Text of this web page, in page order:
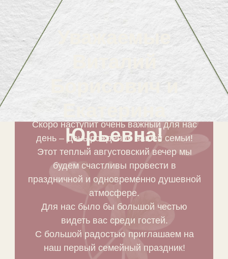
Скоро наступит очень важный для нас
день – День рождения нашей семьи!
Этот теплый августовский вечер мы
будем счастливы провести в
праздничной и одновременно душевной
атмосфере.
Для нас было бы большой честью
видеть вас среди гостей.
С большой радостью приглашаем на
наш первый семейный праздник!
Виталий
Борисович и
Юрьевна!